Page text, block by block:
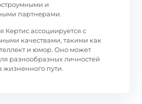
и
партнерами.
Кертис ассоциируется с
качествами, такими как
и юмор. Оно может
разнообразных личностей
жизненного пути.